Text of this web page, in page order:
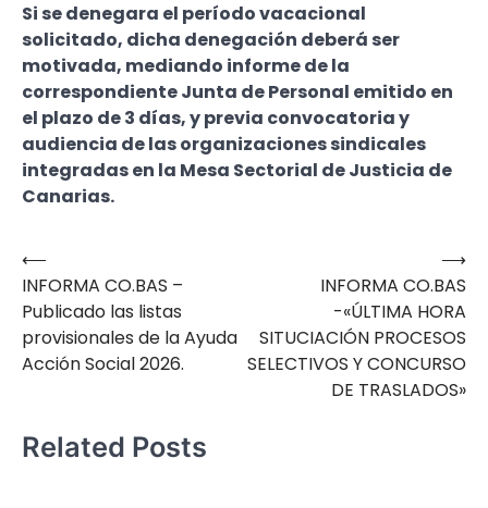
Si se denegara el período vacacional
solicitado, dicha denegación deberá ser
motivada, mediando informe de la
correspondiente Junta de Personal emitido en
el plazo de 3 días, y previa convocatoria y
audiencia de las organizaciones sindicales
integradas en la Mesa Sectorial de Justicia de
Canarias.
Navegación
de
entradas
⟵
INFORMA CO.BAS –
Publicado las listas
provisionales de la Ayuda
Acción Social 2026.
INFORMA CO.BAS
-«ÚLTIMA HORA
SITUCIACIÓN PROCESOS
SELECTIVOS Y CONCURSO
DE TRASLADOS»
⟶
Related Posts